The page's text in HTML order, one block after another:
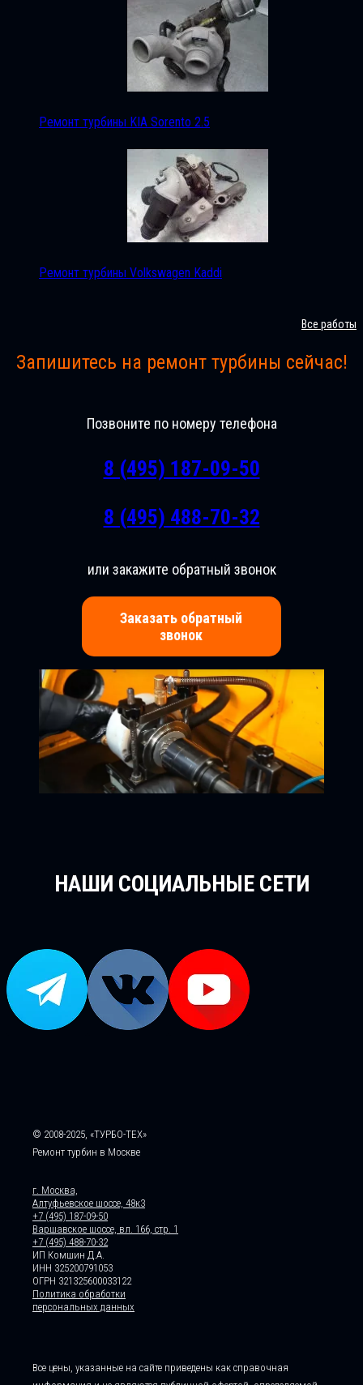
Ремонт турбины KIA Sorento 2.5
Ремонт турбины Volkswagen Kaddi
Все работы
Запишитесь на ремонт турбины сейчас!
Позвоните по номеру телефона
8 (495) 187-09-50
8 (495) 488-70-32
или закажите обратный звонок
Заказать обратный
звонок
НАШИ СОЦИАЛЬНЫЕ СЕТИ
© 2008-2025, «ТУРБО-ТЕХ»
Ремонт турбин в Москве
г. Москва,
Алтуфьевское шоссе, 48к3
+7 (495) 187-09-50
Варшавское шоссе, вл. 166, стр. 1
+7 (495) 488-70-32
ИП Комшин Д.А.
ИНН 325200791053
ОГРН 321325600033122
Политика обработки
персональных данных
Все цены, указанные на сайте приведены как справочная